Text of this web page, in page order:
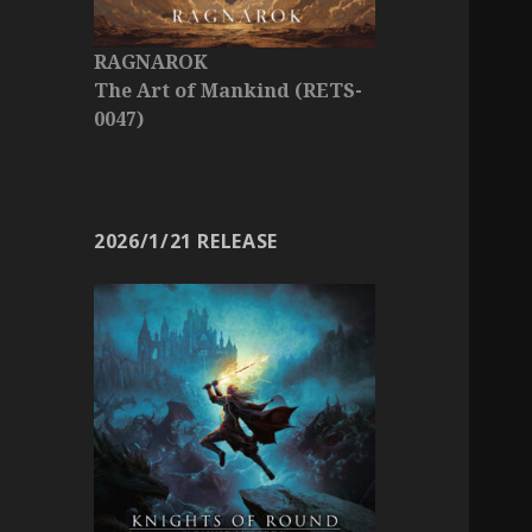
RAGNAROK
The Art of Mankind (RETS-
0047)
2026/1/21 RELEASE